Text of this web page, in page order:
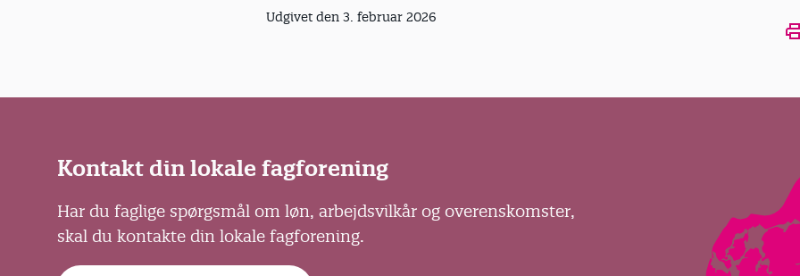
Udgivet den 3. februar 2026
Kontakt din lokale fagforening
Har du faglige spørgsmål om løn, arbejdsvilkår og overenskomster,
skal du kontakte din lokale fagforening.